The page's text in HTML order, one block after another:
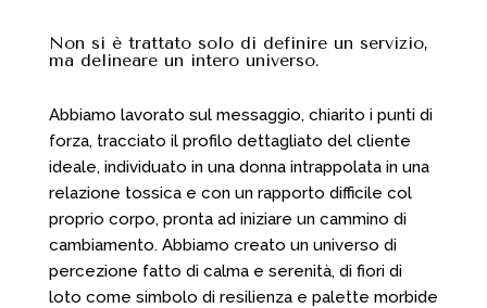
Non si è trattato solo di definire un servizio,
ma delineare un intero universo.
Abbiamo lavorato sul messaggio, chiarito i punti di
forza, tracciato il profilo dettagliato del cliente
ideale, individuato in una donna intrappolata in una
relazione tossica e con un rapporto difficile col
proprio corpo, pronta ad iniziare un cammino di
cambiamento. Abbiamo creato un universo di
percezione fatto di calma e serenità, di fiori di
loto come simbolo di resilienza e palette morbide